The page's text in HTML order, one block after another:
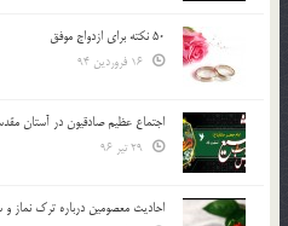
50 نکته برای ازدواج موفق
اجتماع عظیم صادقیون در آستان
احادیث معصومین درباره ترک نماز و